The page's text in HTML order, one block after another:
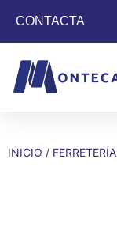
CONTACTA
INICIO / FERRETERÍA